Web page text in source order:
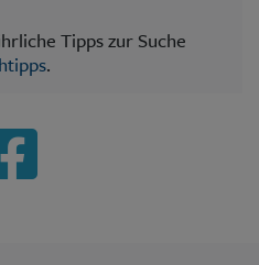
Tipps zur Suche
.